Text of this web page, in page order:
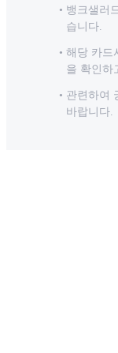
뱅크샐러
습니다.
해당 카드
을 확인하
관련하여
바랍니다.